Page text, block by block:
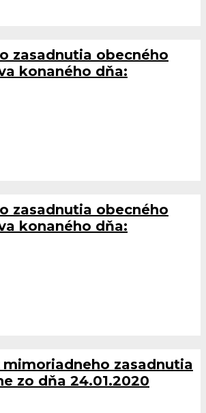
zasadnutia obecného
konaného dňa:
zasadnutia obecného
konaného dňa:
mimoriadneho zasadnutia
zo dňa 24.01.2020